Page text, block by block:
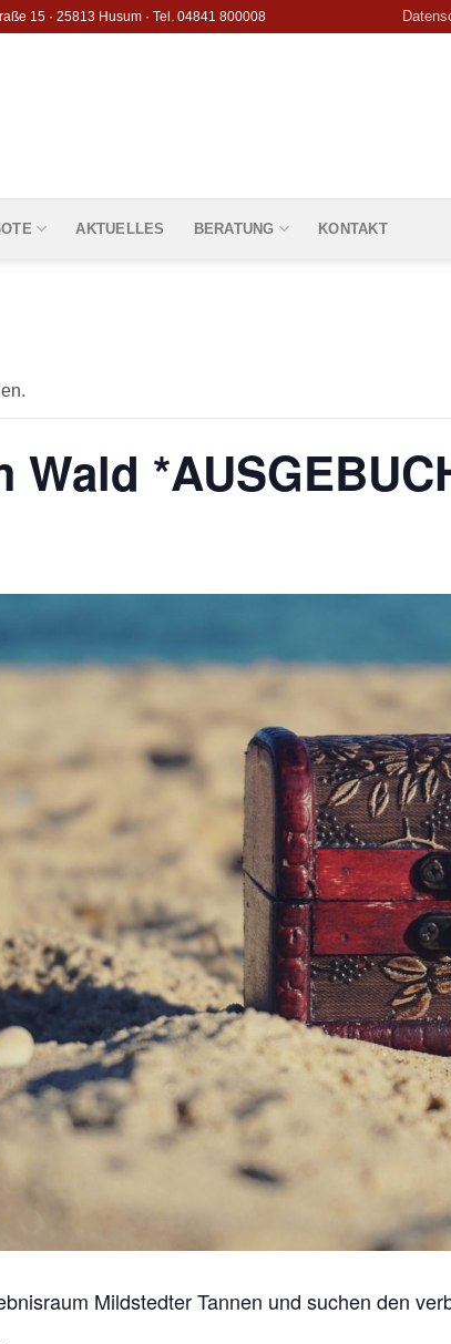
15 · 25813 Husum · Tel. 04841 800008
AKTUELLES BERATUNG KONTAKT
Mildstedter Tannen und suchen den